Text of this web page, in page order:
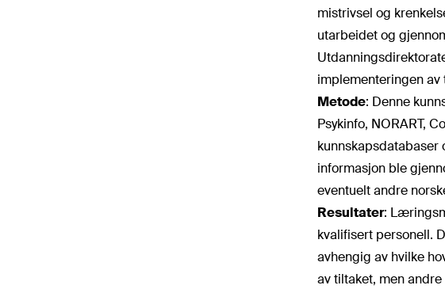
mistrivsel og
utarbeidet og
implementeringen av
Metode: Denne
Psykinfo, NORART,
kunnskapsdatabaser
informasjon ble
eventuelt andre
Resultater:
kvalifisert personell.
avhengig av hvilke
av tiltaket, men